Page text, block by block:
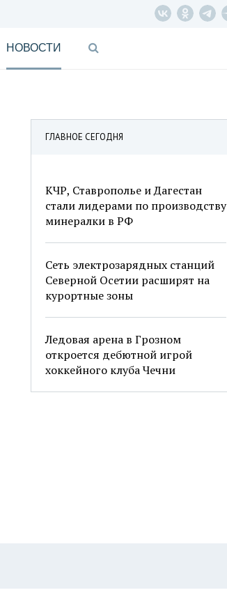
НОВОСТИ
ГЛАВНОЕ СЕГОДНЯ
КЧР, Ставрополье и Дагестан
стали лидерами по производству
минералки в РФ
Сеть электрозарядных станций
Северной Осетии расширят на
курортные зоны
Ледовая арена в Грозном
откроется дебютной игрой
хоккейного клуба Чечни